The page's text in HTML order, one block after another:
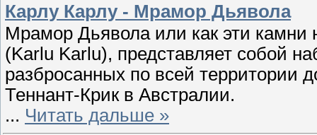
Карлу Карлу - Мрамор Дьявола
Мрамор Дьявола или как эти
(Karlu Karlu), представляет собой
разбросанных по всей территории
Теннант-Крик в Австралии.
... Читать дальше »